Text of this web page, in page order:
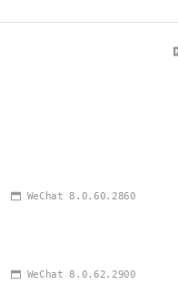
WeChat 8.0.60.2860
WeChat 8.0.62.2900